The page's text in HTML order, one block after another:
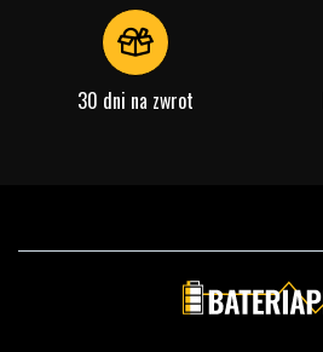
30 dni na zwrot